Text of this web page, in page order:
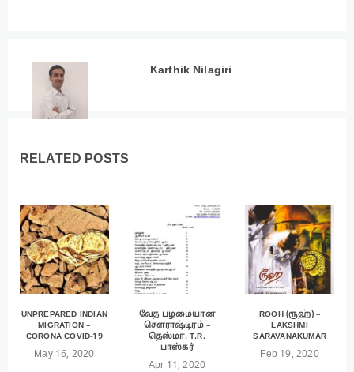
Karthik Nilagiri
RELATED POSTS
UNPREPARED INDIAN
MIGRATION –
CORONA COVID-19
May 16, 2020
வேத பழமையான
சௌராஷ்டிரம் –
தெஸ்மா. T.R.
பாஸ்கர்
Apr 11, 2020
ROOH (ரூஹ்) –
LAKSHMI
SARAVANAKUMAR
Feb 19, 2020